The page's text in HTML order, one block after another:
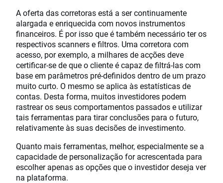
A oferta das corretoras está a ser continuamente
alargada e enriquecida com novos instrumentos
financeiros. É por isso que é também necessário ter os
respectivos scanners e filtros. Uma corretora com
acesso, por exemplo, a milhares de acções deve
certificar-se de que o cliente é capaz de filtrá-las com
base em parâmetros pré-definidos dentro de um prazo
muito curto. O mesmo se aplica às estatísticas de
contas. Desta forma, muitos investidores podem
rastrear os seus comportamentos passados e utilizar
tais ferramentas para tirar conclusões para o futuro,
relativamente às suas decisões de investimento.
Quanto mais ferramentas, melhor, especialmente se a
capacidade de personalização for acrescentada para
escolher apenas as opções que o investidor deseja ver
na plataforma.